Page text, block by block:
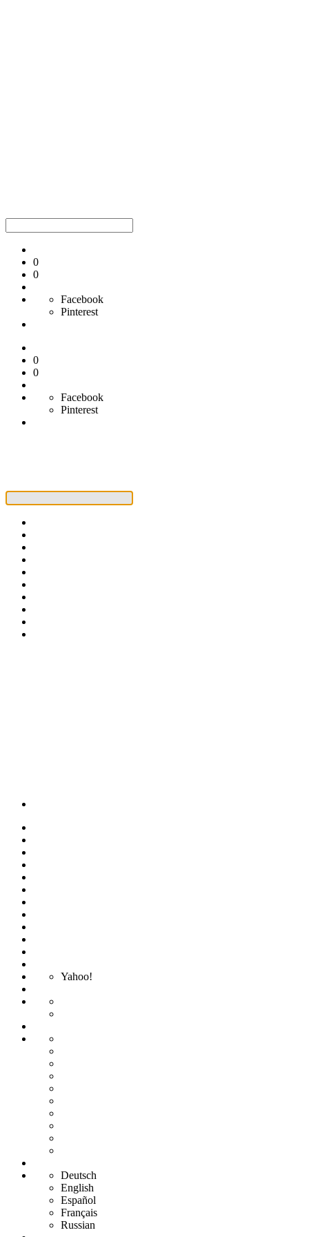
0
0
Facebook
Pinterest
0
0
Facebook
Pinterest
Yahoo!
Deutsch
English
Español
Français
Russian